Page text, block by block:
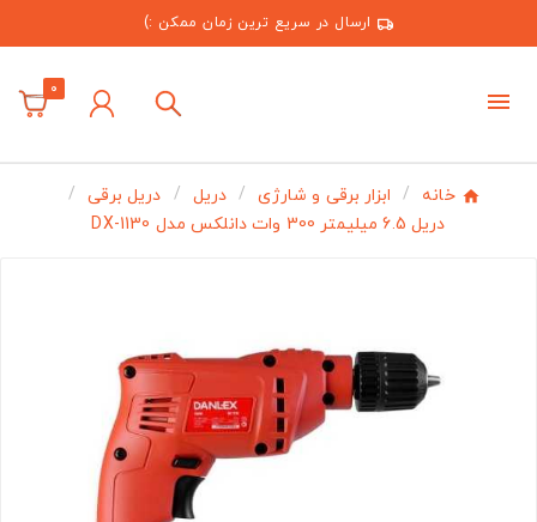
ارسال در سریع ترین زمان ممکن :)
0
خانه ابزار برقی و شارژی دریل
دریل برقی
دریل 6.5 میلیمتر 300 وات دانلکس مدل DX-1130